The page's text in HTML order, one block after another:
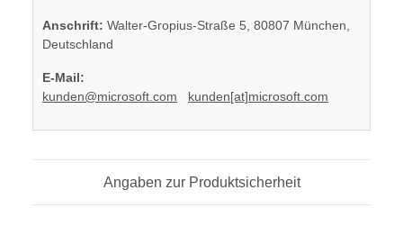
Anschrift: Walter-Gropius-Straße 5, 80807 München,
Deutschland
E-Mail:
kunden@microsoft.com
kunden[at]microsoft.com
Angaben zur Produktsicherheit